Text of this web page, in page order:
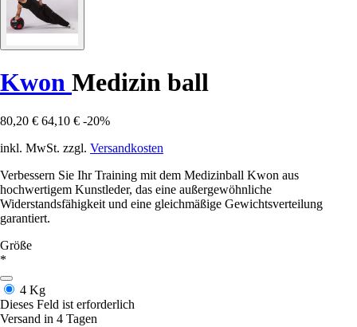
Kwon Medizin ball
80,20 € 64,10 € -20%
inkl. MwSt. zzgl. Versandkosten
Verbessern Sie Ihr Training mit dem Medizinball Kwon aus
hochwertigem Kunstleder, das eine außergewöhnliche
Widerstandsfähigkeit und eine gleichmäßige Gewichtsverteilung
garantiert.
Größe
*
4 Kg
Dieses Feld ist erforderlich
Versand in 4 Tagen